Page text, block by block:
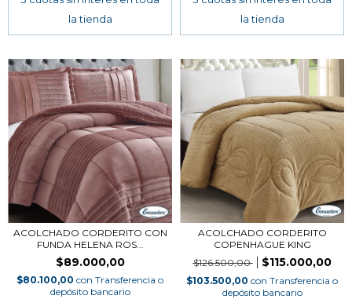
ACOLCHADO CORDERITO CON
FUNDA HELENA ROS...
$89.000,00
$80.100,00 con Transferencia o
depósito bancario
ACOLCHADO CORDERITO
COPENHAGUE KING
$126.500,00
$115.000,00
$103.500,00 con Transferencia o
depósito bancario